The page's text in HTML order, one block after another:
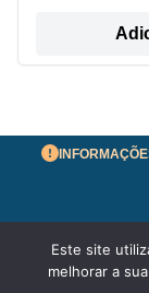
© 2026
Este site
melhorar a